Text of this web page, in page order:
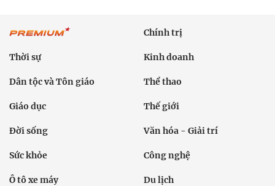
Chính trị
Thời sự Kinh doanh
Dân tộc và Tôn giáo Thể thao
Giáo dục Thế giới
Đời sống Văn hóa - Giải trí
Sức khỏe Công nghệ
Ô tô xe máy Du lịch